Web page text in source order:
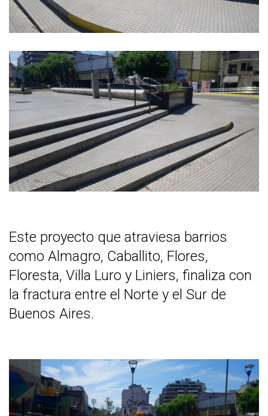
Este proyecto que atraviesa barrios
como Almagro, Caballito, Flores,
Floresta, Villa Luro y Liniers, finaliza con
la fractura entre el Norte y el Sur de
Buenos Aires.